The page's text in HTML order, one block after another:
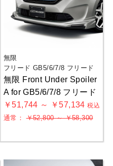
無限
フリード GB5/6/7/8 フリード
無限 Front Under Spoiler
A for GB5/6/7/8 フリード
￥51,744 ～ ￥57,134税込
通常：￥52,800 ～ ￥58,300